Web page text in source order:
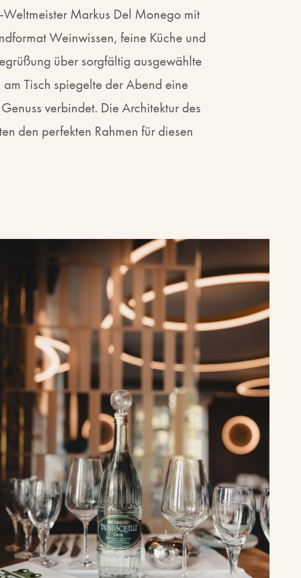
Markus Del Monego mit
Weinwissen, feine Küche und
über sorgfältig ausgewählte
Tisch spiegelte der Abend eine
verbindet. Die Architektur des
den perfekten Rahmen für diesen